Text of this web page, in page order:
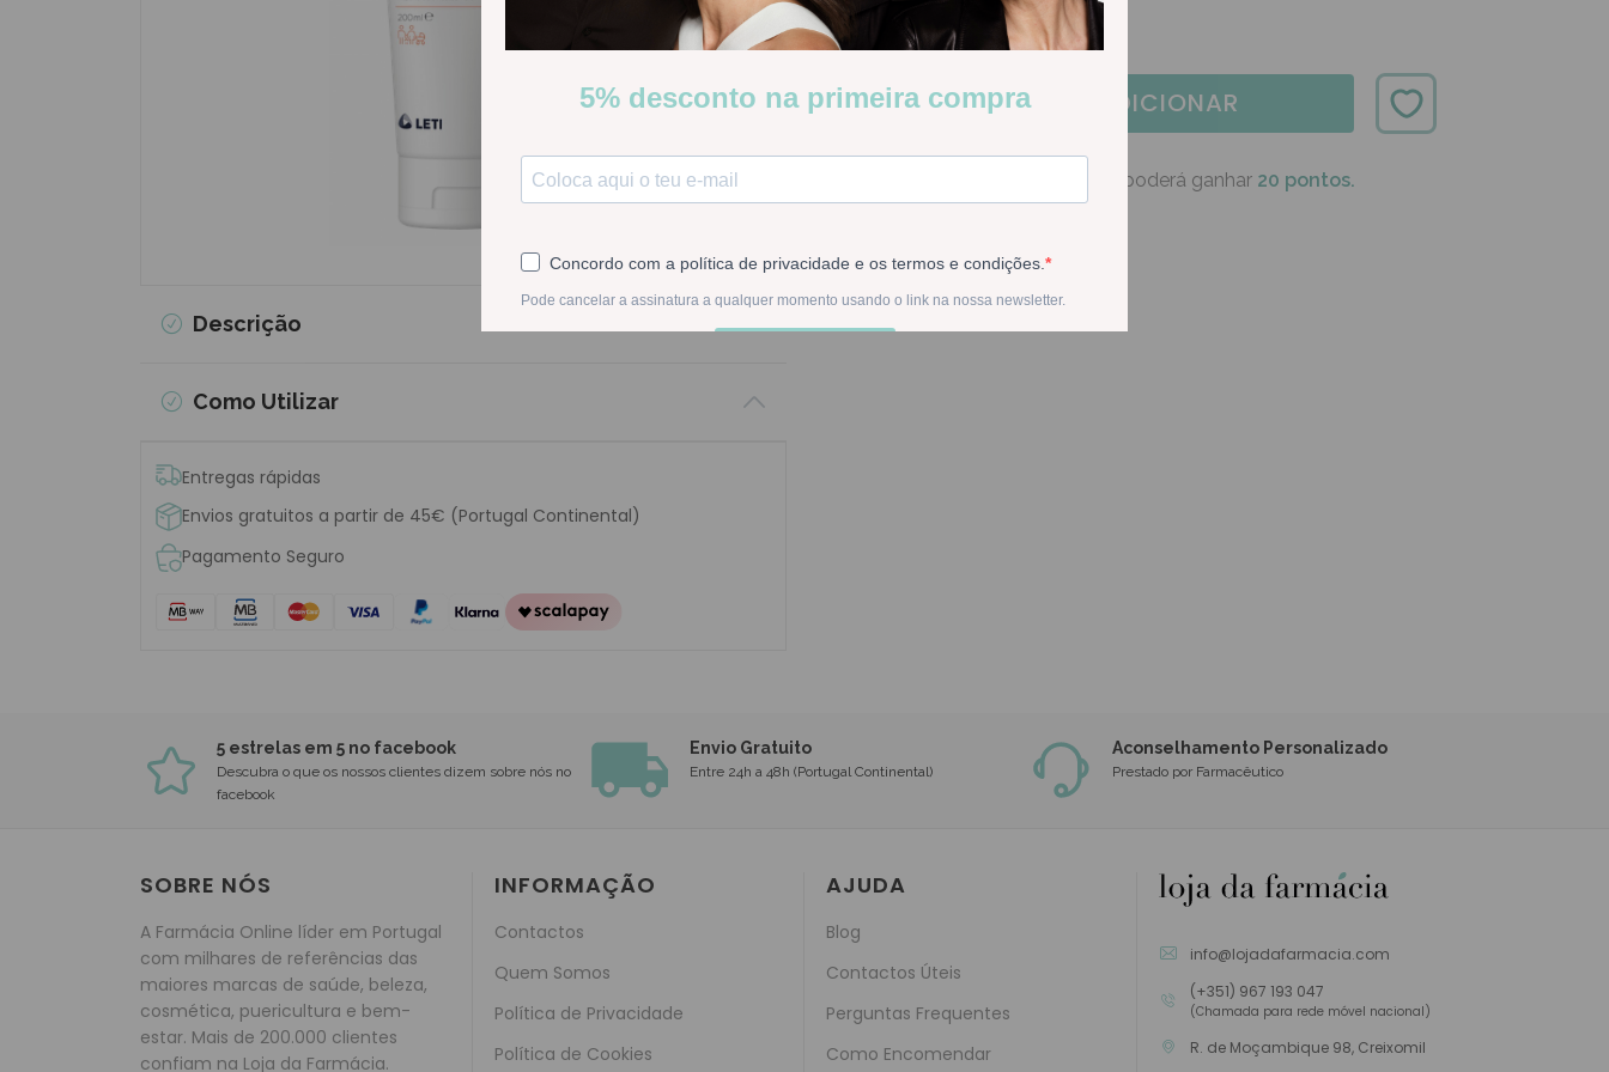
Descrição
Como Utilizar
Entregas rápidas
Envios gratuitos a partir de 45€ (Portugal Continental)
Pagamento Seguro
Stock: Disponível
- 1 + ADICIONAR
Na compra deste produto poderá ganhar 20 pontos.
5 estrelas em 5 no facebook
Descubra o que os nossos clientes dizem sobre nós no
facebook
Envio Gratuito
Entre 24h a 48h (Portugal Continental)
Aconselhamento Personalizado
Prestado por Farmacêutico
SOBRE NÓS
A Farmácia Online líder em Portugal
com milhares de referências das
maiores marcas de saúde, beleza,
cosmética, puericultura e bem-
estar. Mais de 200.000 clientes
confiam na Loja da Farmácia.
INFORMAÇÃO
Contactos
Quem Somos
Política de Privacidade
Política de Cookies
AJUDA
Blog
Contactos Úteis
Perguntas Frequentes
Como Encomendar
info@lojadafarmacia.com
(+351) 967 193 047
(Chamada para rede móvel nacional)
R. de Moçambique 98, Creixomil